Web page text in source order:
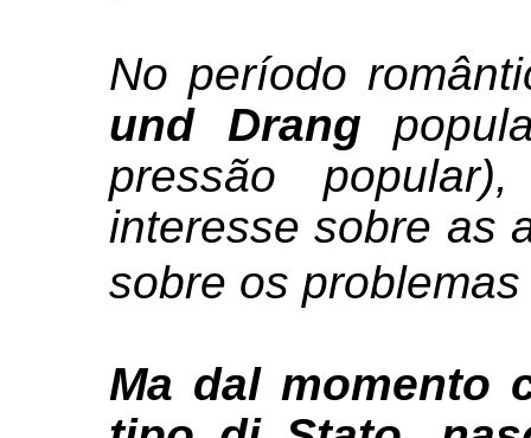
No período
und Drang
pressão
interesse sobre as
sobre os
Ma dal momento